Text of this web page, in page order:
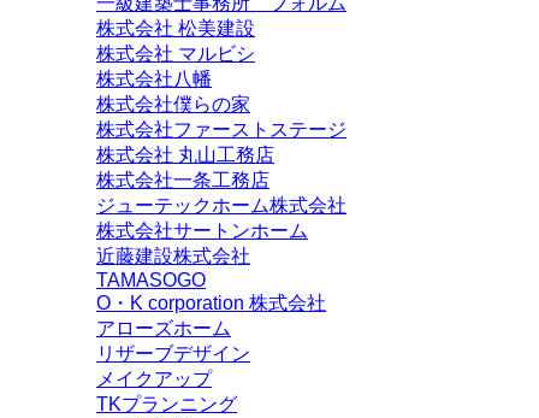
株式会社 松美建設
株式会社 マルビシ
株式会社八幡
株式会社僕らの家
株式会社ファーストステージ
株式会社 丸山工務店
株式会社一条工務店
ジューテックホーム株式会社
株式会社サートンホーム
近藤建設株式会社
TAMASOGO
O・K corporation 株式会社
アローズホーム
リザーブデザイン
メイクアップ
TKプランニング